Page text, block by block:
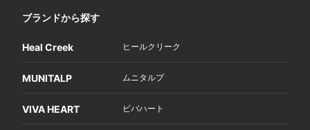
ブランドから探す
Heal Creek ヒールクリーク
MUNITALP ムニタルプ
VIVA HEART ビバハート